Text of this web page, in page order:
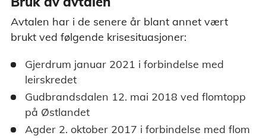
Avtalen har i de senere år blant annet vært
brukt ved følgende krisesituasjoner:
Gjerdrum januar 2021 i forbindelse med
leirskredet
Gudbrandsdalen 12. mai 2018 ved flomtopp
på Østlandet
Agder 2. oktober 2017 i forbindelse med flom